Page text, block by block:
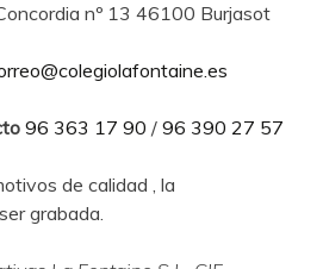
nº 13 46100 Burjasot
96 363 17 90 / 96 390 27 57
de calidad , la
grabada.